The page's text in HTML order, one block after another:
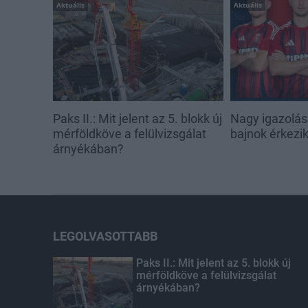
Aktuális
Paks II.: Mit jelent az 5. blokk új
mérföldköve a felülvizsgálat
árnyékában?
Aktuális
Nagy
bajnok
LEGOLVASOTTABB
Paks II.: Mit jelent az 5. blokk új
mérföldköve a felülvizsgálat
árnyékában?